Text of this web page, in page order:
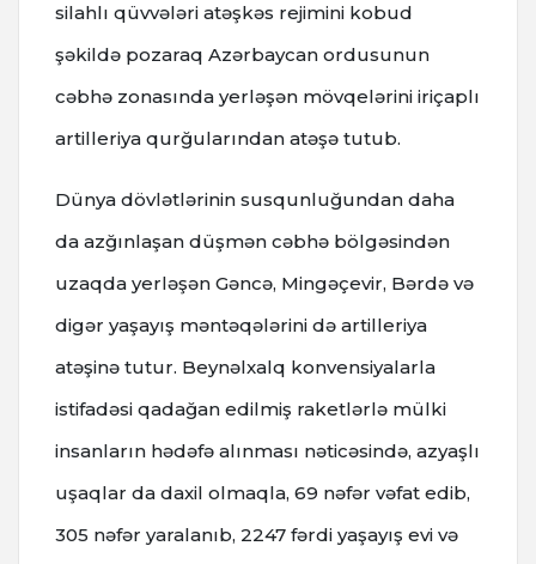
silahlı qüvvələri atəşkəs rejimini kobud
şəkildə pozaraq Azərbaycan ordusunun
cəbhə zonasında yerləşən mövqelərini iriçaplı
artilleriya qurğularından atəşə tutub.
Dünya dövlətlərinin susqunluğundan daha
da azğınlaşan düşmən cəbhə bölgəsindən
uzaqda yerləşən Gəncə, Mingəçevir, Bərdə və
digər yaşayış məntəqələrini də artilleriya
atəşinə tutur. Beynəlxalq konvensiyalarla
istifadəsi qadağan edilmiş raketlərlə mülki
insanların hədəfə alınması nəticəsində, azyaşlı
uşaqlar da daxil olmaqla, 69 nəfər vəfat edib,
305 nəfər yaralanıb, 2247 fərdi yaşayış evi və